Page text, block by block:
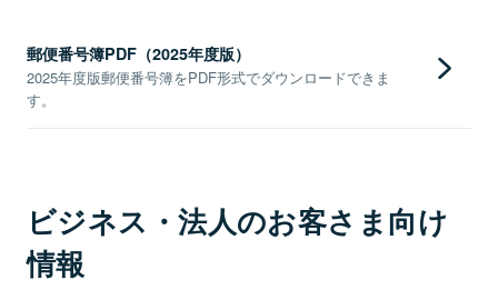
郵便番号簿PDF（2025年度版）
2025年度版郵便番号簿をPDF形式でダウンロードできま
す。
ビジネス・法人のお客さま向け
情報